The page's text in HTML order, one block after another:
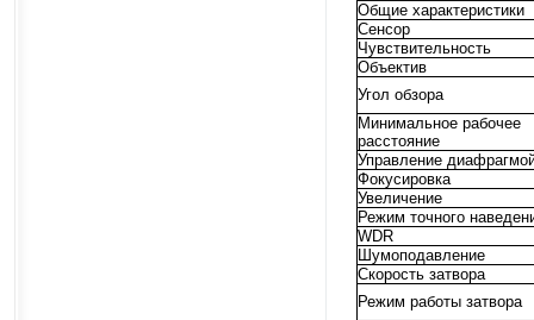
Общие характеристики
Сенсор
Чувствительность
Объектив
Угол обзора
Минимальное рабочее
расстояние
Управление
Фокусировка
Увеличение
Режим точного
WDR
Шумоподавление
Скорость затвора
Режим работы затвора